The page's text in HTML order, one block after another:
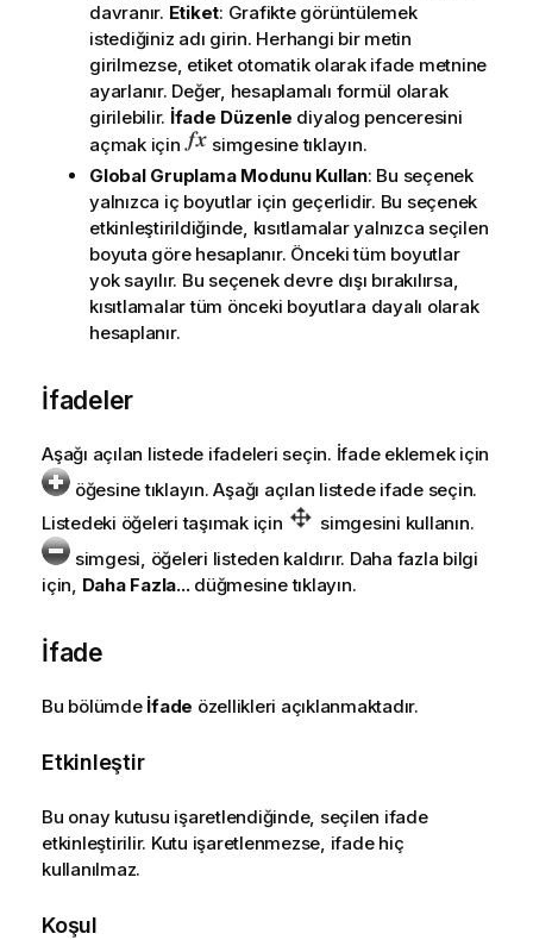
davranır. Etiket: Grafikte görüntülemek
istediğiniz adı girin. Herhangi bir metin
girilmezse, etiket otomatik olarak ifade metnine
ayarlanır. Değer, hesaplamalı formül olarak
girilebilir. İfade Düzenle diyalog penceresini
açmak için
simgesine tıklayın.
Global Gruplama Modunu Kullan: Bu seçenek
yalnızca iç boyutlar için geçerlidir. Bu seçenek
etkinleştirildiğinde, kısıtlamalar yalnızca seçilen
boyuta göre hesaplanır. Önceki tüm boyutlar
yok sayılır. Bu seçenek devre dışı bırakılırsa,
kısıtlamalar tüm önceki boyutlara dayalı olarak
hesaplanır.
İfadeler
Aşağı açılan listede ifadeleri seçin. İfade eklemek için
öğesine tıklayın. Aşağı açılan listede ifade seçin.
Listedeki öğeleri taşımak için
simgesini kullanın.
simgesi, öğeleri listeden kaldırır. Daha fazla bilgi
için, Daha Fazla...düğmesine tıklayın.
İfade
Bu bölümde İfade özellikleri açıklanmaktadır.
Etkinleştir
Bu onay kutusu işaretlendiğinde, seçilen ifade
etkinleştirilir. Kutu işaretlenmezse, ifade hiç
kullanılmaz.
Koşul